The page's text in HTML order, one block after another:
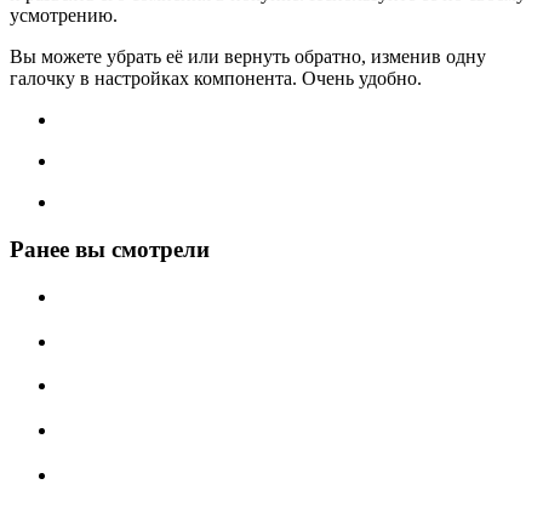
усмотрению.
Вы можете убрать её или вернуть обратно, изменив одну
галочку в настройках компонента. Очень удобно.
Ранее вы смотрели